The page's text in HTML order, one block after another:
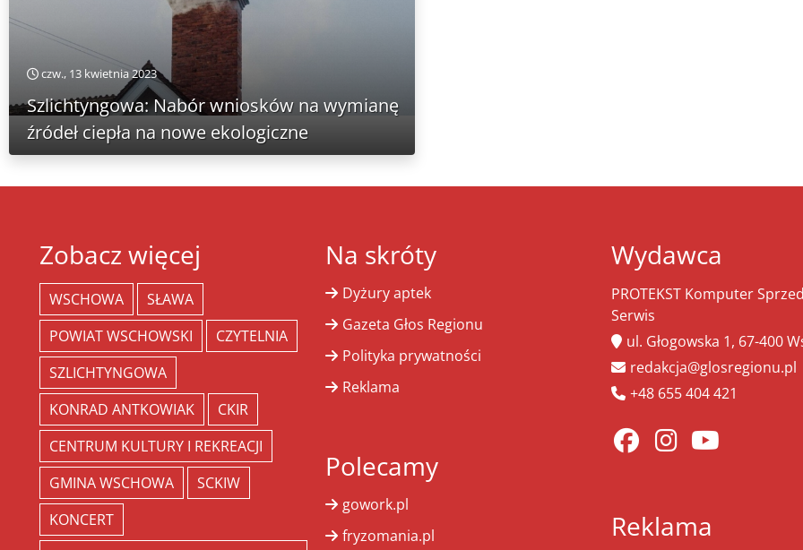
czw., 13 kwietnia 2023
Szlichtyngowa: Nabór wniosków na wymianę
źródeł ciepła na nowe ekologiczne
Zobacz więcej
WSCHOWA
SŁAWA
POWIAT WSCHOWSKI
CZYTELNIA
SZLICHTYNGOWA
KONRAD ANTKOWIAK
CKIR
CENTRUM KULTURY I REKREACJI
GMINA WSCHOWA
SCKIW
KONCERT
Na skróty
Dyżury aptek
Gazeta Głos Regionu
Polityka prywatności
Reklama
Polecamy
gowork.pl
fryzomania.pl
Wydawca
PROTEKST Komputer
Serwis
ul. Głogowska 1, 67-400
redakcja@glosregionu.pl
+48 655 404 421
Reklama